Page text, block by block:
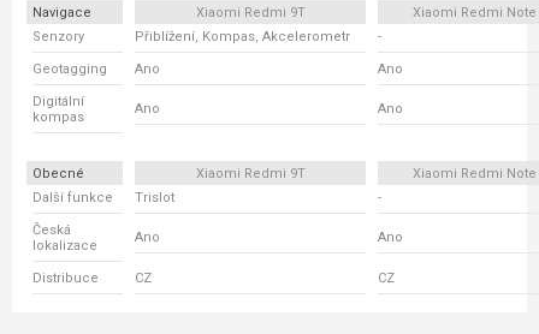
Navigace Xiaomi Redmi 9T
Xiaomi Redmi Note
Senzory
Přiblížení, Kompas, Akcelerometr -
Geotagging Ano Ano
Digitální
kompas
Ano Ano
Obecné Xiaomi Redmi 9T
Xiaomi Redmi Note
Další funkce
Trislot -
Česká
lokalizace
Ano Ano
Distribuce CZ CZ